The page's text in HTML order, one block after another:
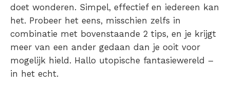
doet wonderen. Simpel, effectief en iedereen kan
het. Probeer het eens, misschien zelfs in
combinatie met bovenstaande 2 tips, en je krijgt
meer van een ander gedaan dan je ooit voor
mogelijk hield. Hallo utopische fantasiewereld –
in het echt.